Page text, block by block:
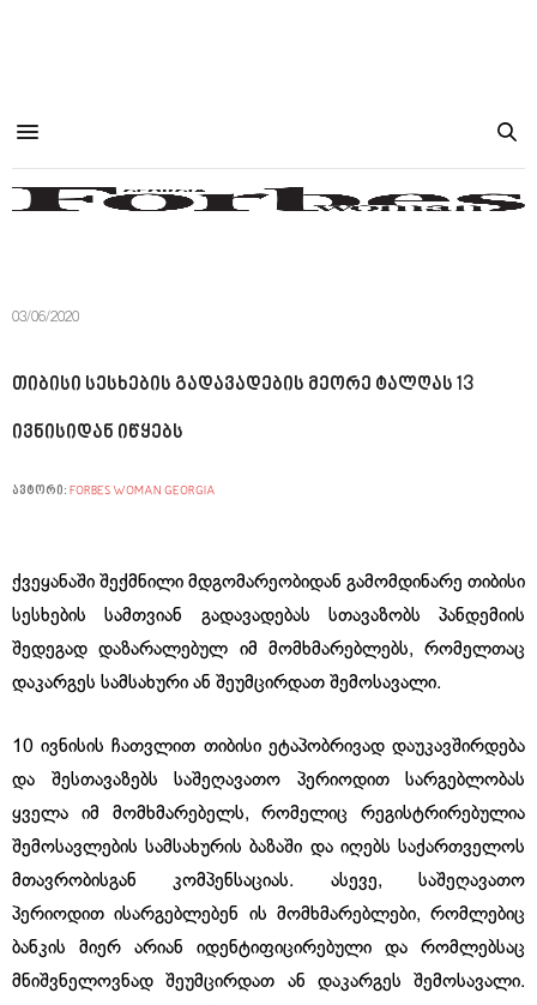
03/06/2020
თიბისი სესხების გადავადების მეორე ტალღას 13
ივნისიდან იწყებს
ავტორი: FORBES WOMAN GEORGIA
ქვეყანაში შექმნილი მდგომარეობიდან გამომდინარე თიბისი
სესხების სამთვიან გადავადებას სთავაზობს პანდემიის
შედეგად დაზარალებულ იმ მომხმარებლებს, რომელთაც
დაკარგეს სამსახური ან შეუმცირდათ შემოსავალი.
10 ივნისის ჩათვლით თიბისი ეტაპობრივად დაუკავშირდება
და შესთავაზებს საშეღავათო პერიოდით სარგებლობას
ყველა იმ მომხმარებელს, რომელიც რეგისტრირებულია
შემოსავლების სამსახურის ბაზაში და იღებს საქართველოს
მთავრობისგან კომპენსაციას. ასევე, საშეღავათო
პერიოდით ისარგებლებენ ის მომხმარებლები, რომლებიც
ბანკის მიერ არიან იდენტიფიცირებული და რომლებსაც
მნიშვნელოვნად შეუმცირდათ ან დაკარგეს შემოსავალი.